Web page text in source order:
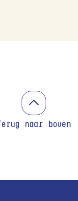
Terug naar boven